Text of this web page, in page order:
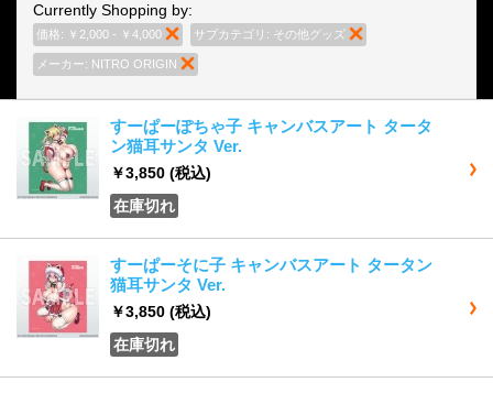
Currently Shopping by:
価格: ￥2,000 - ￥4,000 商品の削除
サブカテゴリ: その他グッズ
メーカー: NITRO ORIGIN
すーぱーぽちゃ子 キャンバスアート タータ
ン猫耳サンタ Ver.
￥3,850 (税込)
在庫切れ
すーぱーそに子 キャンバスアート タータン
猫耳サンタ Ver.
￥3,850 (税込)
在庫切れ